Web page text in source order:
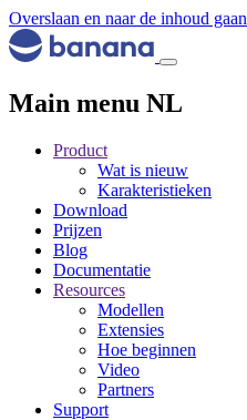
Overslaan en naar de inhoud gaan
Main menu NL
Product
Wat is nieuw
Karakteristieken
Download
Prijzen
Blog
Documentatie
Resources
Modellen
Extensies
Hoe beginnen
Video
Partners
Support